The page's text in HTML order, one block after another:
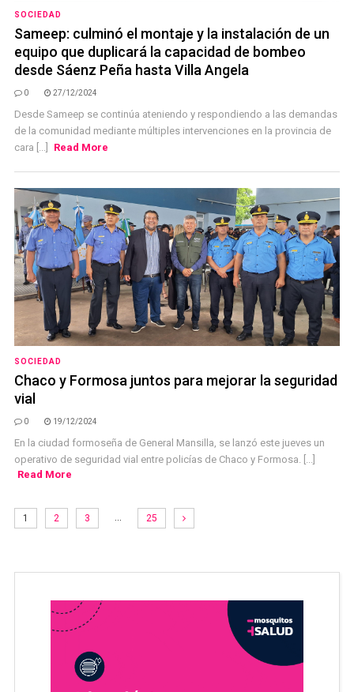
SOCIEDAD
Sameep: culminó el montaje y la instalación de un
equipo que duplicará la capacidad de bombeo
desde Sáenz Peña hasta Villa Angela
0 27/12/2024
Desde Sameep se continúa ateniendo y respondiendo a las demandas
de la comunidad mediante múltiples intervenciones en la provincia de
cara [...]
Read More
SOCIEDAD
Chaco y Formosa juntos para mejorar la seguridad
vial
0 19/12/2024
En la ciudad formoseña de General Mansilla, se lanzó este jueves un
operativo de seguridad vial entre policías de Chaco y Formosa. [...]
Read More
1 2 3 … 25